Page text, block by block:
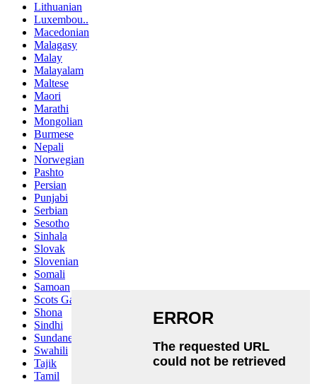
Lithuanian
Luxembou..
Macedonian
Malagasy
Malay
Malayalam
Maltese
Maori
Marathi
Mongolian
Burmese
Nepali
Norwegian
Pashto
Persian
Punjabi
Serbian
Sesotho
Sinhala
Slovak
Slovenian
Somali
Samoan
Scots Gaelic
Shona
Sindhi
Sundanese
Swahili
Tajik
Tamil